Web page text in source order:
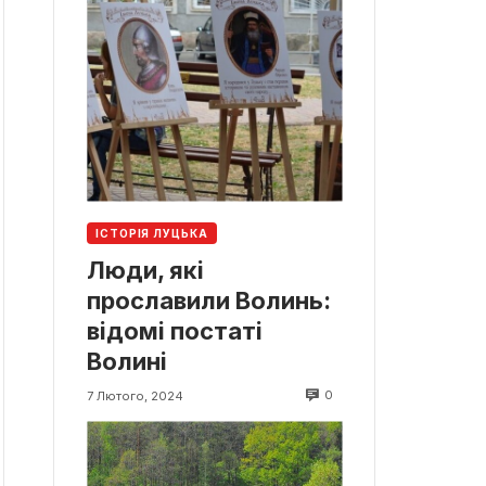
ІСТОРІЯ ЛУЦЬКА
Люди, які
прославили Волинь:
відомі постаті
Волині
7 Лютого, 2024 0